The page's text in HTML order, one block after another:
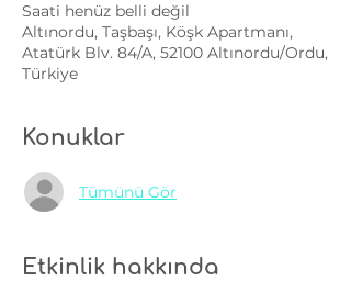
Saati henüz belli değil
Altınordu, Taşbaşı, Köşk Apartmanı,
Atatürk Blv. 84/A, 52100 Altınordu/Ordu,
Türkiye
Konuklar
Tümünü Gör
Etkinlik hakkında